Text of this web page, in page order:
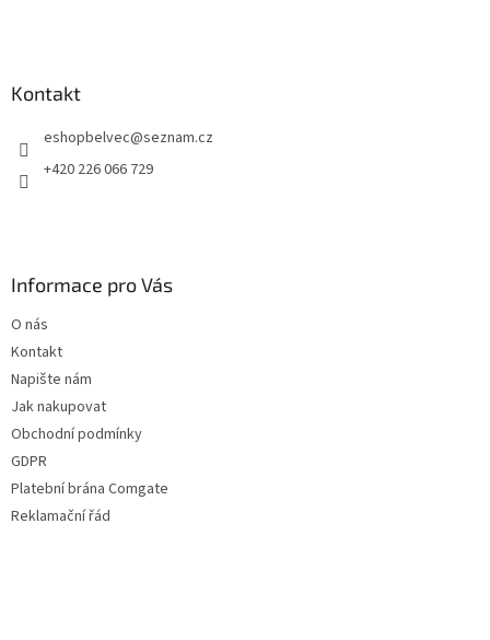
Kontakt
eshopbelvec@seznam.cz
+420 226 066 729
Informace pro Vás
O nás
Kontakt
Napište nám
Jak nakupovat
Obchodní podmínky
GDPR
Platební brána Comgate
Reklamační řád